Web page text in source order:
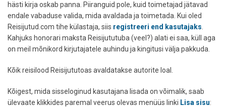
hästi kirja oskab panna. Piiranguid pole, kuid toimetajad jätavad
endale vabaduse valida, mida avaldada ja toimetada. Kui oled
Reisijutud.com tihe külastaja, siis registreeri end kasutajaks
Kahjuks honorari maksta Reisijututuba (veel?) alati ei saa, küll aga
on meil mõnikord kirjutajatele auhindu ja kingitusi välja pakkuda.
Kõik reisilood Reisijututoas avaldatakse autorite loal.
Kõigest, mida sisseloginud kasutajana lisada on võimalik, saab
ülevaate klikkides paremal veerus olevas menüüs linki Lisa sisu: